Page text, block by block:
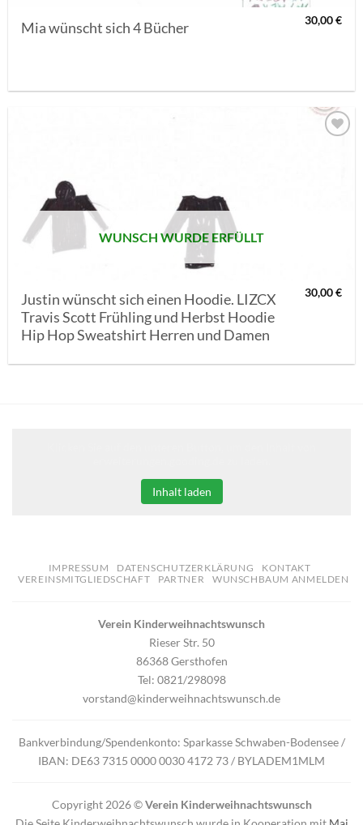
Mia wünscht sich 4 Bücher 30,00€
WUNSCH WURDE ERFÜLLT
Justin wünscht sich einen Hoodie. LIZCX
Travis Scott Frühling und Herbst Hoodie
Hip Hop Sweatshirt Herren und Damen
30,00€
Inhalt laden
IMPRESSUM DATENSCHUTZERKLÄRUNG
KONTAKT
VEREINSMITGLIEDSCHAFT
PARTNER WUNSCHBAUM ANMELDEN
Verein Kinderweihnachtswunsch
Rieser Str. 50
86368 Gersthofen
Tel: 0821/298098
vorstand@kinderweihnachtswunsch.de
Bankverbindung/Spendenkonto: Sparkasse Schwaben-Bodensee /
IBAN: DE63 7315 0000 0030 4172 73 / BYLADEM1MLM
Copyright 2026 ©Verein Kinderweihnachtswunsch